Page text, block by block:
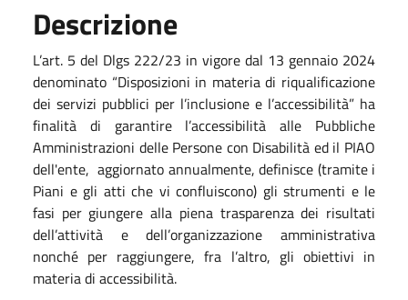
Descrizione
L’art. 5 del Dlgs 222/23 in vigore dal 13 gennaio 2024
denominato “Disposizioni in materia di riqualificazione
dei servizi pubblici per l’inclusione e l’accessibilità” ha
finalità di garantire l’accessibilità alle Pubbliche
Amministrazioni delle Persone con Disabilità ed il PIAO
dell'ente, aggiornato annualmente, definisce (tramite i
Piani e gli atti che vi confluiscono) gli strumenti e le
fasi per giungere alla piena trasparenza dei risultati
dell’attività e dell’organizzazione amministrativa
nonché per raggiungere, fra l’altro, gli obiettivi in
materia di accessibilità.